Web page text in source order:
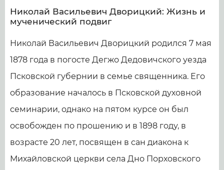
Николай Васильевич Дворицкий: Жизнь и
мученический подвиг
Николай Васильевич Дворицкий родился 7 мая
1878 года в погосте Дегжо Дедовичского уезда
Псковской губернии в семье священника. Его
образование началось в Псковской духовной
семинарии, однако на пятом курсе он был
освобожден по прошению и в 1898 году, в
возрасте 20 лет, посвящен в сан диакона к
Михайловской церкви села Дно Порховского